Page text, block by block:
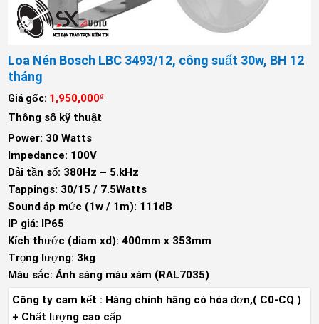
Loa Nén Bosch LBC 3493/12, công suất 30w, BH 12
tháng
Giá gốc: 1,950,000₫
Thông số kỹ thuật
Power: 30 Watts
Impedance: 100V
Dải tần số: 380Hz – 5.kHz
Tappings: 30/15 / 7.5Watts
Sound áp mức (1w / 1m): 111dB
IP giá: IP65
Kích thước (diam xd): 400mm x 353mm
Trọng lượng: 3kg
Màu sắc: Ánh sáng màu xám (RAL7035)
Công ty cam kết : Hàng chính hãng có hóa đơn,( C0-CQ )
+ Chất lượng cao cấp